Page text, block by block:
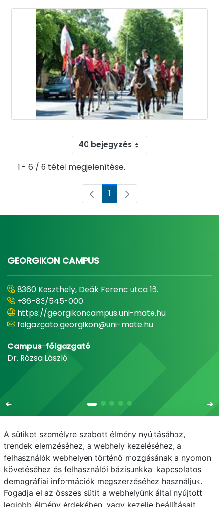
40 bejegyzés
1 - 6 / 6 tétel megjelenítése.
Oldal
1
GEORGIKON CAMPUS
8360 Keszthely, Deák Ferenc utca 16.
+36-83/545-000
https://georgikoncampus.uni-mate.hu
foigazgato.georgikon@uni-mate.hu
Campus-főigazgató
Dr. Rózsa László
E-mail Telefonkönyv NEPTUN
E-learning
Adatvédelem
A sütiket személyre szabott élmény nyújtásához,
trendek elemzéséhez, a webhely kezeléséhez, a
felhasználók webhelyen történő mozgásának a nyomon
követéséhez és felhasználói bázisunkkal kapcsolatos
demográfiai információk megszerzéséhez használjuk.
Fogadja el az összes sütit a webhelyünk által nyújtott
legjobb élmény érdekében, vagy kezelje beállításait.